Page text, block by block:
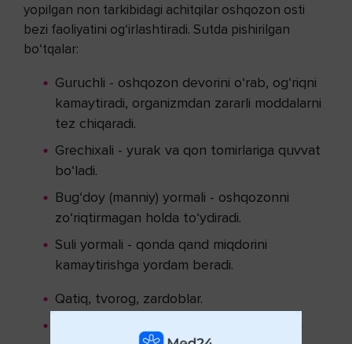
yopilgan non tarkibidagi achitqilar oshqozon osti
bezi faoliyatini og‘irlashtiradi. Sutda pishirilgan
bo‘tqalar:
Guruchli - oshqozon devorini o‘rab, og‘riqni
kamaytiradi, organizmdan zararli moddalarni
tez chiqaradi.
Grechixali - yurak va qon tomirlariga quvvat
bo‘ladi.
Bug‘doy (manniy) yormali - oshqozonni
zo‘riqtirmagan holda to‘ydiradi.
Suli yormali - qonda qand miqdorini
kamaytirishga yordam beradi.
Qatiq, tvorog, zardoblar.